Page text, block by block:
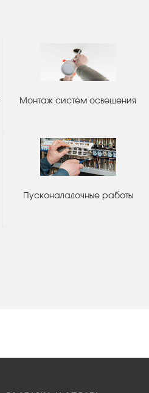
Монтаж систем освещения
Пусконаладочные работы